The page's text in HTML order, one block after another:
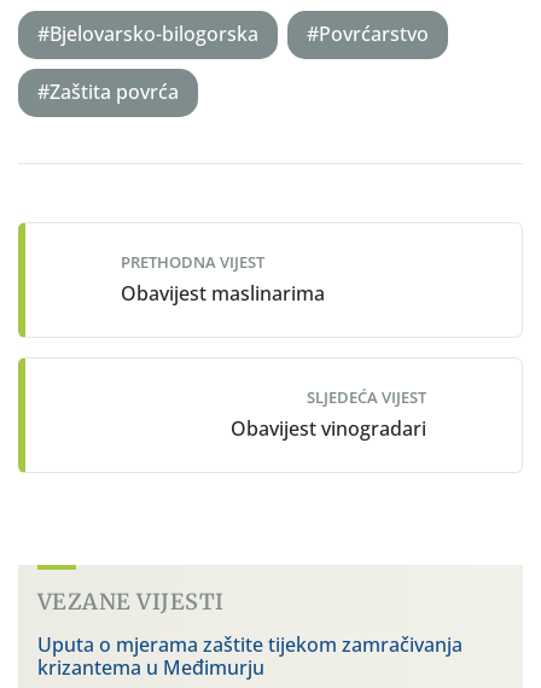
#Bjelovarsko-bilogorska #Povrćarstvo
#Zaštita povrća
navigation
PRETHODNA VIJEST
Obavijest maslinarima
SLJEDEĆA VIJEST
Obavijest vinogradari
VEZANE VIJESTI
Uputa o mjerama zaštite tijekom zamračivanja
krizantema u Međimurju